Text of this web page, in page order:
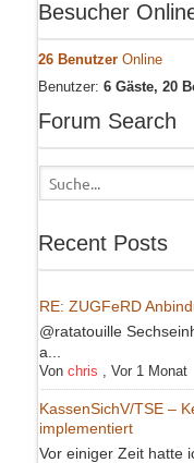
Besucher
26 Benutzer Online
Benutzer: 6 Gäste, 20
Forum Search
Recent Posts
RE: ZUGFeRD
@ratatouille
a...
Von chris Vor 1 Monat
KassenSichV/TSE –
implementiert
Vor einiger Zeit hatte